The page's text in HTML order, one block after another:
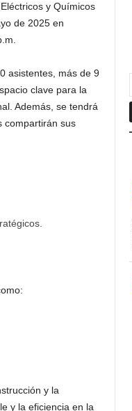
y Químicos
de 2025 en
asistentes, más de 9
clave para la
Además, se tendrá
compartirán sus
y la
y la eficiencia en la